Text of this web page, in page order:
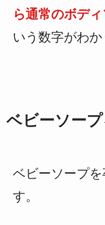
ら通常のボデ
いう数字がわか
ベビーソー
ベビーソープ
す。